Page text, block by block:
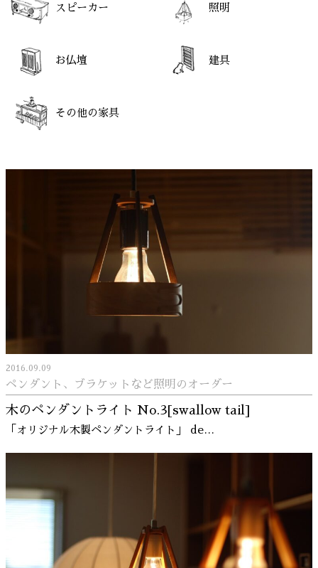
スピーカー 照明
お仏壇 建具
その他の家具
2016.09.09
ペンダント、ブラケットなど照明のオーダー
木のペンダントライト No.3[swallow tail]
「オリジナル木製ペンダントライト」 de…